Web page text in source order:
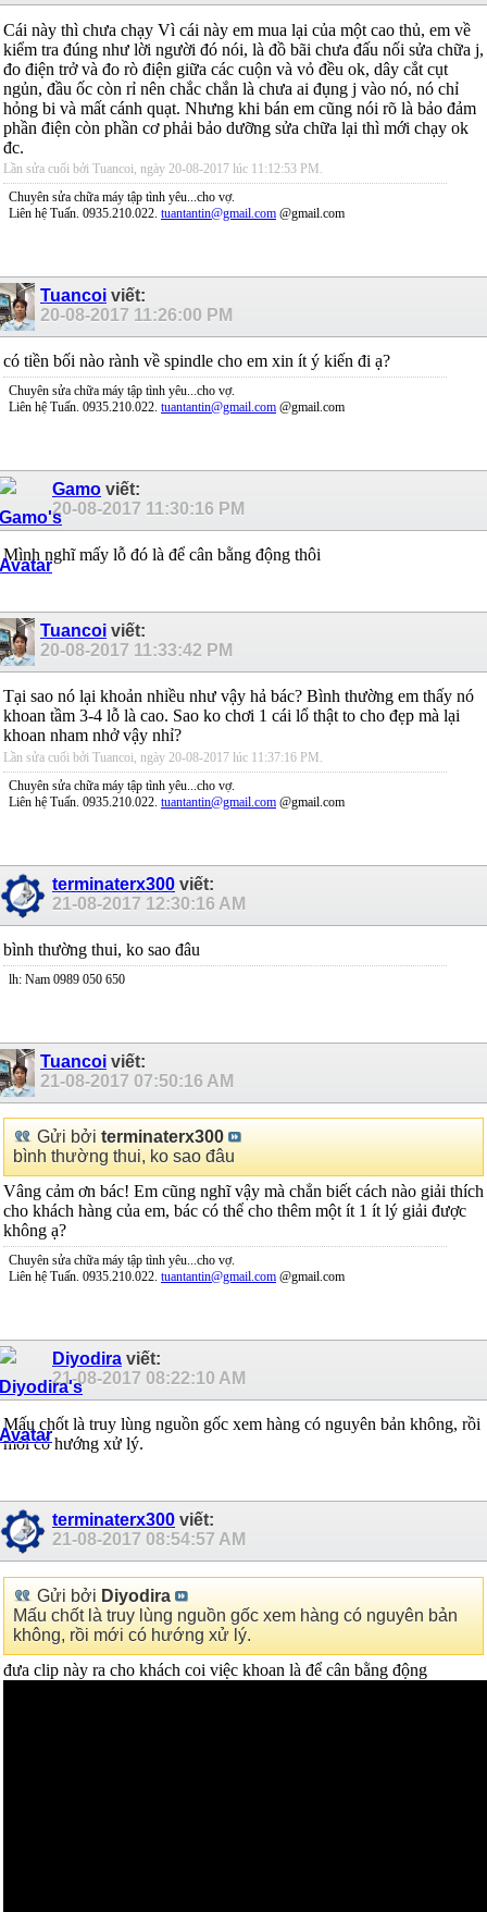
Cái này thì chưa chạy Vì cái này em mua lại của một cao thủ, em về
kiểm tra đúng như lời người đó nói, là đồ bãi chưa đấu nối sửa chữa j,
đo điện trở và đo rò điện giữa các cuộn và vỏ đều ok, dây cắt cụt
ngủn, đầu ốc còn rỉ nên chắc chắn là chưa ai đụng j vào nó, nó chỉ
hỏng bi và mất cánh quạt. Nhưng khi bán em cũng nói rõ là bảo đảm
phần điện còn phần cơ phải bảo dưỡng sửa chữa lại thì mới chạy ok
đc.
Lần sửa cuối bởi Tuancoi, ngày 20-08-2017 lúc 11:12:53 PM
Chuyên sửa chữa máy tập tình yêu...cho vợ.
Liên hệ Tuấn. 0935.210.022. tuantantin@gmail.com @gmail.com
Tuancoi viết:
20-08-2017 11:26:00 PM
có tiền bối nào rành về spindle cho em xin ít ý kiến đi ạ?
Chuyên sửa chữa máy tập tình yêu...cho vợ.
Liên hệ Tuấn. 0935.210.022. tuantantin@gmail.com @gmail.com
Gamo viết:
20-08-2017 11:30:16 PM
Mình nghĩ mấy lỗ đó là để cân bằng động thôi
Tuancoi viết:
20-08-2017 11:33:42 PM
Tại sao nó lại khoản nhiều như vậy hả bác? Bình thường em thấy nó
khoan tầm 3-4 lỗ là cao. Sao ko chơi 1 cái lổ thật to cho đẹp mà lại
khoan nham nhở vậy nhỉ?
Lần sửa cuối bởi Tuancoi, ngày 20-08-2017 lúc 11:37:16 PM
Chuyên sửa chữa máy tập tình yêu...cho vợ.
Liên hệ Tuấn. 0935.210.022. tuantantin@gmail.com @gmail.com
terminaterx300 viết:
21-08-2017 12:30:16 AM
bình thường thui, ko sao đâu
lh: Nam 0989 050 650
Tuancoi viết:
21-08-2017 07:50:16 AM
Gửi bởi terminaterx300
bình thường thui, ko sao đâu
Vâng cảm ơn bác! Em cũng nghĩ vậy mà chẳn biết cách nào giải thích
cho khách hàng của em, bác có thể cho thêm một ít 1 ít lý giải được
không ạ?
Chuyên sửa chữa máy tập tình yêu...cho vợ.
Liên hệ Tuấn. 0935.210.022. tuantantin@gmail.com @gmail.com
Diyodira viết:
21-08-2017 08:22:10 AM
Mấu chốt là truy lùng nguồn gốc xem hàng có nguyên bản không, rồi
mới có hướng xử lý.
terminaterx300 viết:
21-08-2017 08:54:57 AM
Gửi bởi Diyodira
Mấu chốt là truy lùng nguồn gốc xem hàng có nguyên bản
không, rồi mới có hướng xử lý.
đưa clip này ra cho khách coi việc khoan là để cân bằng động